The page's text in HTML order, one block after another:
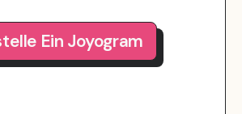
Ein Joyogram